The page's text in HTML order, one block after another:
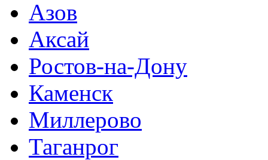
Азов
Аксай
Ростов-на-Дону
Каменск
Миллерово
Таганрог